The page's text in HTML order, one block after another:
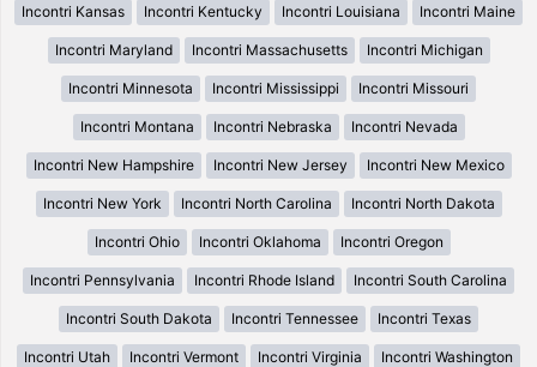
Incontri Kansas Incontri Kentucky Incontri Louisiana Incontri Maine
Incontri Maryland Incontri Massachusetts Incontri Michigan
Incontri Minnesota Incontri Mississippi Incontri Missouri
Incontri Montana Incontri Nebraska Incontri Nevada
Incontri New Hampshire Incontri New Jersey Incontri New Mexico
Incontri New York Incontri North Carolina Incontri North Dakota
Incontri Ohio Incontri Oklahoma Incontri Oregon
Incontri Pennsylvania Incontri Rhode Island Incontri South Carolina
Incontri South Dakota Incontri Tennessee Incontri Texas
Incontri Utah Incontri Vermont Incontri Virginia Incontri Washington